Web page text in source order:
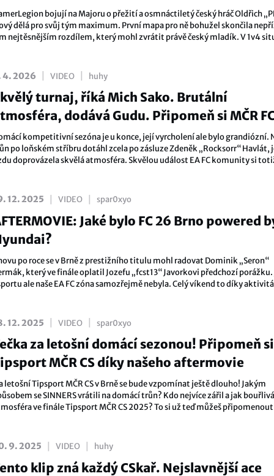
bojují na Majoru o přežití a osmnáctiletý český hráč Oldřich
dělá pro svůj tým maximum. První mapa pro ně bohužel skončila
nejtěsnějším rozdílem, který mohl zvrátit právě český mladík. V 1v4
z IEM Cologne Majoru vám přináší značka periferií Logitech G.
4. 2026 VIDEO huhy
turnaj, říká Mich Sako. Brutální
dodává Gudu. Připomeň si MČR FC
powered by Hyundai v aftermovie!
kompetitivní sezóna je u konce, její vyrcholení ale bylo grandiózní.
po loňském stříbru dotáhl zcela po zásluze Zdeněk „Rocksorr“ Havlát,
doprovázela skvělá atmosféra. Skvělou událost EA FC komunity si
12. 2025 VIDEO spar0xyo
Jaké bylo FC 26 Brno powered
po roce se v Brně z prestižního titulu mohl radovat Dominik „Seron“
který ve finále oplatil Jozefu „fcst13“ Javorkovi předchozí porážku.
ale naše EA FC zóna samozřejmě nebyla. Celý víkend to díky
12. 2025 VIDEO spar0xyo
za letošní domácí sezonou! Připomeň si
MČR CS díky našeho aftermovie
letošní Tipsport MČR CS v Brně se bude vzpomínat ještě dlouho! Jakým
se SINNERS vrátili na domácí trůn? Kdo nejvíce zářil a jak
ve finále Tipsport MČR CS 2025? To si už teď můžeš
9. 2025 VIDEO huhy
klip zná každý CSkař. Nejslavnější ace